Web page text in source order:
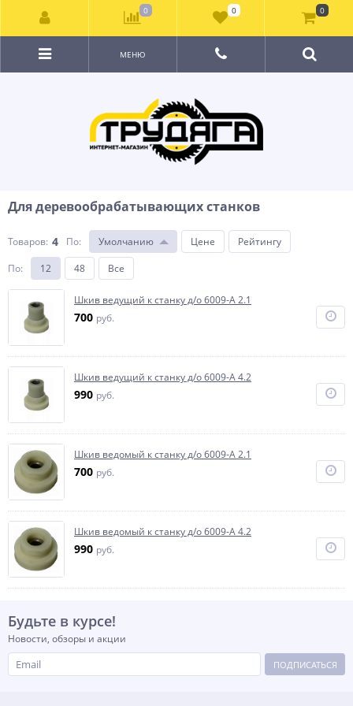
МЕНЮ
Для деревообрабатывающих станков
Товаров: 4 По: Умолчанию Цене
Рейтингу
По: 12 48 Все
Шкив ведущий к станку д/о 6009-А 2.1
700 руб.
Шкив ведущий к станку д/о 6009-А 4.2
990 руб.
Шкив ведомый к станку д/о 6009-А 2.1
700 руб.
Шкив ведомый к станку д/о 6009-А 4.2
990 руб.
Будьте в курсе!
Новости, обзоры и акции
ПОДПИСАТЬСЯ
0 0 0